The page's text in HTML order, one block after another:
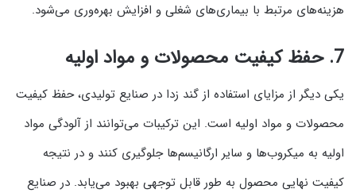
هزینه‌های مرتبط با بیماری‌های شغلی و افزایش بهره‌وری می‌شود.
7. حفظ کیفیت محصولات و مواد اولیه
یکی دیگر از مزایای استفاده از گند زدا در صنایع تولیدی، حفظ کیفیت
محصولات و مواد اولیه است. این ترکیبات می‌توانند از آلودگی مواد
اولیه به میکروب‌ها و سایر ارگانیسم‌ها جلوگیری کنند و در نتیجه
کیفیت نهایی محصول به طور قابل توجهی بهبود می‌یابد. در صنایع